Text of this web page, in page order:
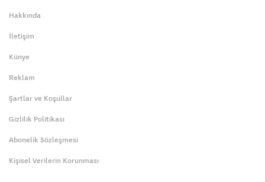
Hakkında
İletişim
Künye
Reklam
Şartlar ve Koşullar
Gizlilik Politikası
Abonelik Sözleşmesi
Kişisel Verilerin Korunması